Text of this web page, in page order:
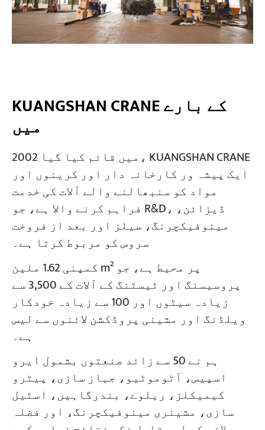
KUANGSHAN CRANE کے بارے
میں
2002 میں قائم کیا گیا، KUANGSHAN CRANE
ایک پیشہ ور کارخانہ دار اور کرینوں اور
مواد کو سنبھالنے والے آلات کی خدمت
فراہم کرنے والا ہے، جو R&D، ڈیزائن،
مینوفیکچرنگ، سیلز اور بعد از فروخت
سروس کو مربوط کرتا ہے۔
کمپنی 1.62 ملین m² پر محیط ہے، جو
پروسیسنگ اور ٹیسٹنگ کے آلات کے 3,500 سے
زیادہ سیٹوں اور 100 سے زیادہ خودکار
ویلڈنگ اور مشینی پروڈکشن لائنوں سے لیس
ہے۔
ہم نے 50 سے زائد صنعتوں بشمول ایرو
اسپیس، آٹوموٹیو، جہاز سازی، پیٹرو
کیمیکلز، ریلوے، بندرگاہیں، اسٹیل
سازی، مشینری مینوفیکچرنگ، اور فضلہ